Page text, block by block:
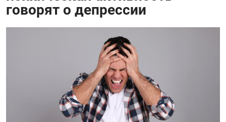
говорят о депрессии